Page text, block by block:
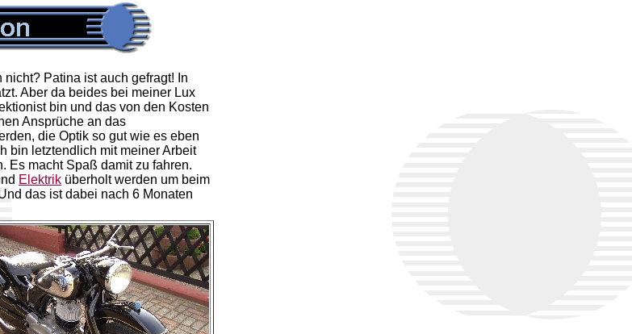
Patina ist auch gefragt! In
Aber da beides bei meiner Lux
bin und das von den Kosten
Ansprüche an das
die Optik so gut wie es eben
bin letztendlich mit meiner Arbeit
Es macht Spaß damit zu fahren.
Elektrik überholt werden um beim
das ist dabei nach 6 Monaten